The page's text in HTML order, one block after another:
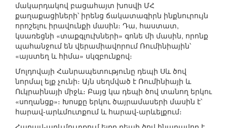
մակարդակով բացահայտ խոսվի ՄՀ
քաղաքացիների՝ իրենց ճակատագիրն ինքնուրույն
որոշելու իրավունքի մասին։ Դա, հաստատ,
կսառեցնի «տաքգլուխների» գոնե մի մասին, որոնք
պահանջում են վերամիավորում Ռումինիային՝
«այստեղ և հիմա» սկզբունքով։
Մոլդովայի Հանրապետությունը դեպի Սև ծով
նորմալ ելք չունի։ Այն սեղմված է Ռումինիայի և
Ուկրաինայի միջև։ Բայց կա դեպի ծով տանող երկու
«սողանցք»։ Խոսքը երկու ծայրամասերի մասին է՝
հարավ-արևմուտքում և հարավ-արևելքում։